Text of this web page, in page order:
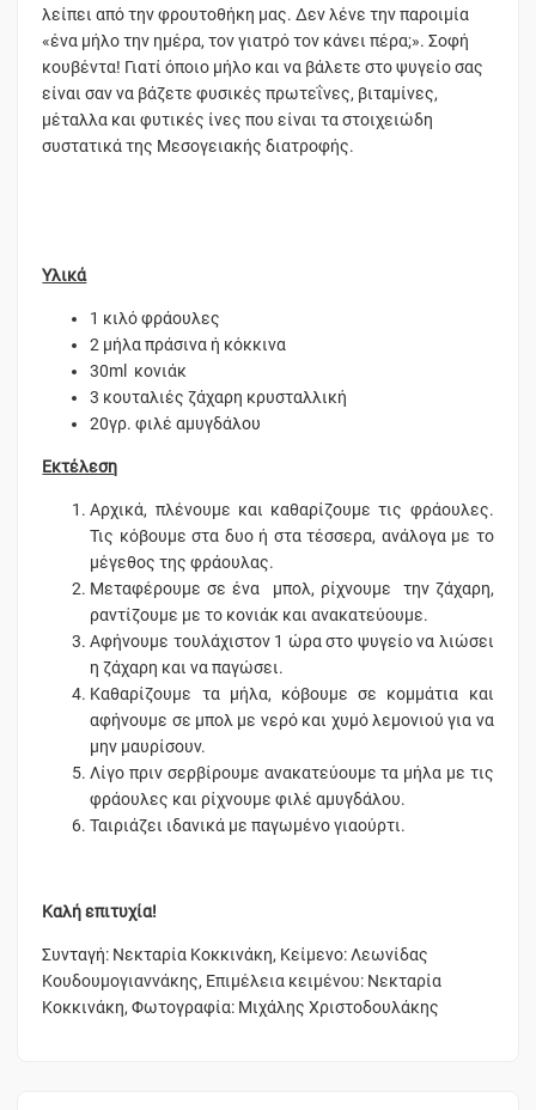
λείπει από την φρουτοθήκη μας. Δεν λένε την παροιμία
«ένα μήλο την ημέρα, τον γιατρό τον κάνει πέρα;». Σοφή
κουβέντα! Γιατί όποιο μήλο και να βάλετε στο ψυγείο σας
είναι σαν να βάζετε φυσικές πρωτεΐνες, βιταμίνες,
μέταλλα και φυτικές ίνες που είναι τα στοιχειώδη
συστατικά της Μεσογειακής διατροφής.
Υλικά
1 κιλό φράουλες
2 μήλα πράσινα ή κόκκινα
30ml κονιάκ
3 κουταλιές ζάχαρη κρυσταλλική
20γρ. φιλέ αμυγδάλου
Εκτέλεση
Αρχικά, πλένουμε και καθαρίζουμε τις φράουλες.
Τις κόβουμε στα δυο ή στα τέσσερα, ανάλογα με το
μέγεθος της φράουλας.
Μεταφέρουμε σε ένα μπολ, ρίχνουμε την ζάχαρη,
ραντίζουμε με το κονιάκ και ανακατεύουμε.
Αφήνουμε τουλάχιστον 1 ώρα στο ψυγείο να λιώσει
η ζάχαρη και να παγώσει.
Καθαρίζουμε τα μήλα, κόβουμε σε κομμάτια και
αφήνουμε σε μπολ με νερό και χυμό λεμονιού για να
μην μαυρίσουν.
Λίγο πριν σερβίρουμε ανακατεύουμε τα μήλα με τις
φράουλες και ρίχνουμε φιλέ αμυγδάλου.
Ταιριάζει ιδανικά με παγωμένο γιαούρτι.
Καλή επιτυχία!
Συνταγή: Νεκταρία Κοκκινάκη, Κείμενο: Λεωνίδας
Κουδουμογιαννάκης, Επιμέλεια κειμένου: Νεκταρία
Κοκκινάκη, Φωτογραφία: Μιχάλης Χριστοδουλάκης